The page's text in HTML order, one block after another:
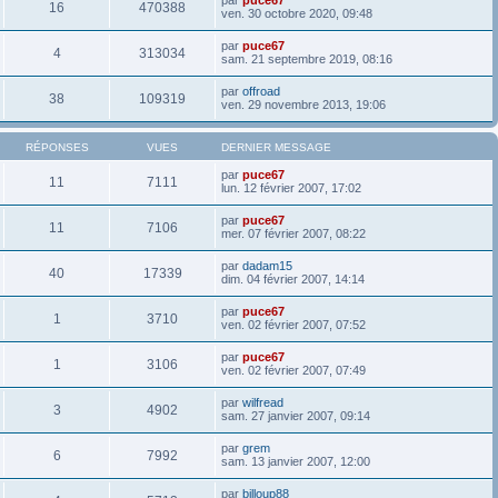
16 470388
ven. 30 octobre 2020, 09:48
4 313034 par puce67
sam. 21 septembre 2019, 08:16
38 109319 par offroad
ven. 29 novembre 2013, 19:06
RÉPONSES VUES DERNIER MESSAGE
11 7111 par puce67
lun. 12 février 2007, 17:02
11 7106 par puce67
mer. 07 février 2007, 08:22
40 17339 par dadam15
dim. 04 février 2007, 14:14
1 3710 par puce67
ven. 02 février 2007, 07:52
1 3106 par puce67
ven. 02 février 2007, 07:49
3 4902 par wilfread
sam. 27 janvier 2007, 09:14
6 7992 par grem
sam. 13 janvier 2007, 12:00
par billoup88